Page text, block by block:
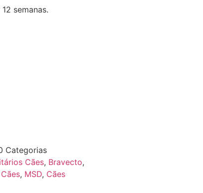
semanas.
Categorias
Cães, Bravecto,
, MSD, Cães